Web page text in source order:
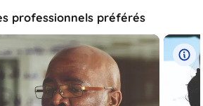
professionnels préférés